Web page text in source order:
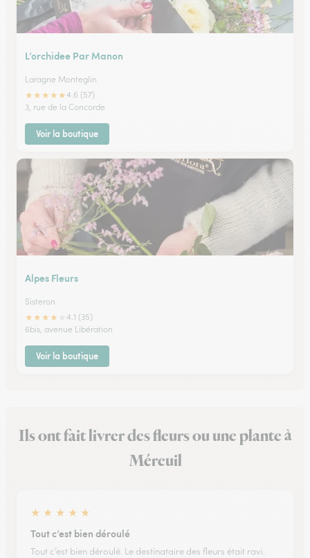
L’orchidee Par Manon
Laragne Monteglin
★★★★★4.6 (57)
3, rue de la Concorde
Voir la boutique
Alpes Fleurs
Sisteron
★★★★
4.1 (35)
6bis, avenue Libération
Voir la boutique
Ils ont fait livrer des fleurs ou une plante à
Méreuil
★ ★ ★ ★ ★
Tout c’est bien déroulé
Tout c’est bien déroulé. Le destinataire des fleurs était ravi.